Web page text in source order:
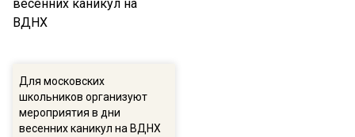
Для московских
школьников организуют
мероприятия в дни
весенних каникул на ВДНХ